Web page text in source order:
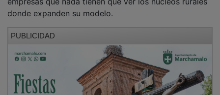
donde expanden su modelo.